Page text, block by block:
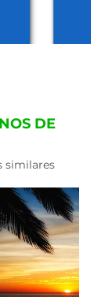
DE
similares